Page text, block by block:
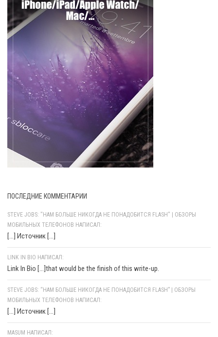
ПОСЛЕДНИЕ КОММЕНТАРИИ
STEVE JOBS: "НАМ БОЛЬШЕ НИКОГДА НЕ ПОНАДОБИТСЯ FLASH" | ОБЗОРЫ
МОБИЛЬНЫХ ТЕЛЕФОНОВ НАПИСАЛ:
[…] Источник […]
LINK IN BIO НАПИСАЛ:
Link In Bio [...]that would be the finish of this write-up.
STEVE JOBS: “НАМ БОЛЬШЕ НИКОГДА НЕ ПОНАДОБИТСЯ FLASH” | ОБЗОРЫ
МОБИЛЬНЫХ ТЕЛЕФОНОВ НАПИСАЛ:
[…] Источник […]
MASUM НАПИСАЛ: